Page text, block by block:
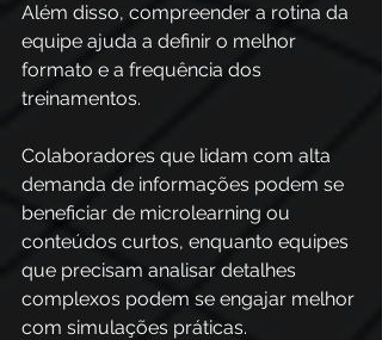
Além disso, compreender a rotina da
equipe ajuda a definir o melhor
formato e a frequência dos
treinamentos.
Colaboradores que lidam com alta
demanda de informações podem se
beneficiar de microlearning ou
conteúdos curtos, enquanto equipes
que precisam analisar detalhes
complexos podem se engajar melhor
com simulações práticas.